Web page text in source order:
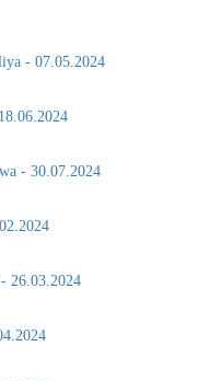
- 07.05.2024
- 30.07.2024
26.03.2024